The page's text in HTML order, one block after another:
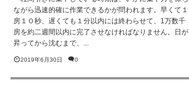
ながら迅速的確に作業できるかが問われます。早くて１
房１０秒、遅くても１分以内には終わらせて、1万数千
房を約二週間以内に完了させなければなりません。日が
昇ってから沈むまで、...
2019年6月30日 0